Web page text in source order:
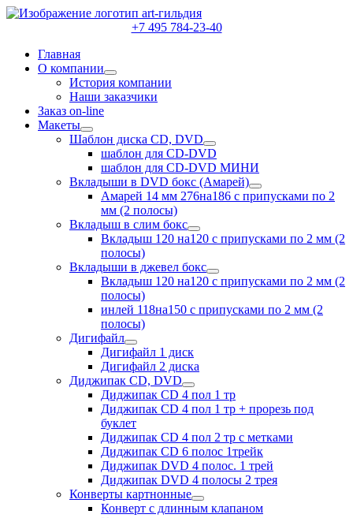
+7 495 784-23-40
Главная
О компании
раскрыть
дочернее
меню
История компании
Наши заказчики
Заказ on-line
Макеты
раскрыть
дочернее
меню
Шаблон диска CD, DVD
раскрыть
дочернее
меню
шаблон для CD-DVD
шаблон для CD-DVD МИНИ
Вкладыши в DVD бокс (Амарей)
раскрыть
дочернее
Амарей 14 мм 276на186 с припусками по 2
мм (2 полосы)
Вкладыш в слим бокс
раскрыть
дочернее
Вкладыш 120 на120 с припусками по 2 мм (2
полосы)
Вкладыши в джевел бокс
раскрыть
дочернее
Вкладыш 120 на120 с припусками по 2 мм (2
полосы)
инлей 118на150 с припусками по 2 мм (2
полосы)
Дигифайл
раскрыть
дочернее
меню
Дигифайл 1 диск
Дигифайл 2 диска
Диджипак CD, DVD
раскрыть
дочернее
меню
Диджипак CD 4 пол 1 тр
Диджипак CD 4 пол 1 тр + прорезь под
буклет
Диджипак CD 4 пол 2 тр с метками
Диджипак CD 6 полос 1трейк
Диджипак DVD 4 полос. 1 трей
Диджипак DVD 4 полосы 2 трея
Конверты картнонные
раскрыть
дочернее
Конверт с длинным клапаном